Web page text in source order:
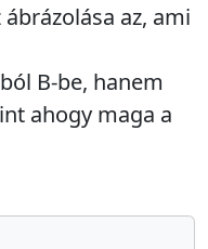
az, ami
B-be, hanem
ahogy maga a